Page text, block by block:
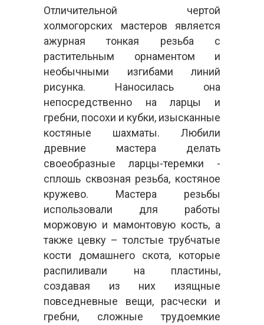
Отличительной чертой
холмогорских мастеров является
ажурная тонкая резьба с
растительным орнаментом и
необычными изгибами линий
рисунка. Наносилась она
непосредственно на ларцы и
гребни, посохи и кубки, изысканные
костяные шахматы. Любили
древние мастера делать
своеобразные ларцы-теремки -
сплошь сквозная резьба, костяное
кружево. Мастера резьбы
использовали для работы
моржовую и мамонтовую кость, а
также цевку – толстые трубчатые
кости домашнего скота, которые
распиливали на пластины,
создавая из них изящные
повседневные вещи, расчески и
гребни, сложные трудоемкие